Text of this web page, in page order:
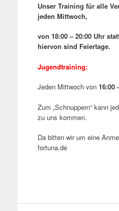
Unser Training für alle
jeden Mittwoch,
von 18:00 – 20:00 Uhr
hiervon sind Feiertage.
Jugendtraining:
Jeden Mittwoch von 16:00
Zum „Schnuppern“ kann
zu uns kommen.
Da bitten wir um eine
fortuna.de